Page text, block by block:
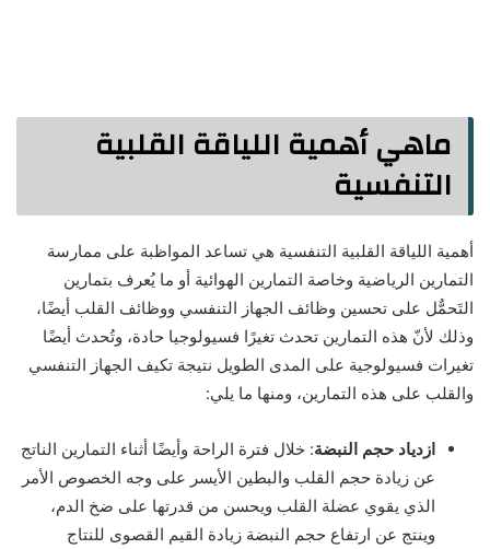
ماهي أهمية اللياقة القلبية
التنفسية
أهمية اللياقة القلبية التنفسية هي تساعد المواظبة على ممارسة
التمارين الرياضية وخاصة التمارين الهوائية أو ما يُعرف بتمارين
التَحمٌّل على تحسين وظائف الجهاز التنفسي ووظائف القلب أيضًا،
وذلك لأنّ هذه التمارين تحدث تغيرًا فسيولوجيا حادة، وتُحدث أيضًا
تغيرات فسيولوجية على المدى الطويل نتيجة تكيف الجهاز التنفسي
والقلب على هذه التمارين، ومنها ما يلي:
ازدياد حجم النبضة: خلال فترة الراحة وأيضًا أثناء التمارين الناتج
عن زيادة حجم القلب والبطين الأيسر على وجه الخصوص الأمر
الذي يقوي عضلة القلب ويحسن من قدرتها على ضخ الدم،
وينتج عن ارتفاع حجم النبضة زيادة القيم القصوى للنتاج